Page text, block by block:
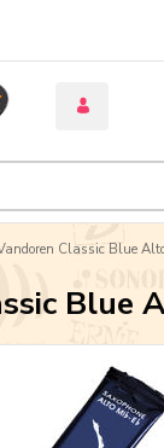
Classic Blue
Blue